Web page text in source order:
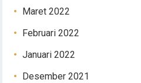
Maret 2022
Februari 2022
Januari 2022
Desember 2021